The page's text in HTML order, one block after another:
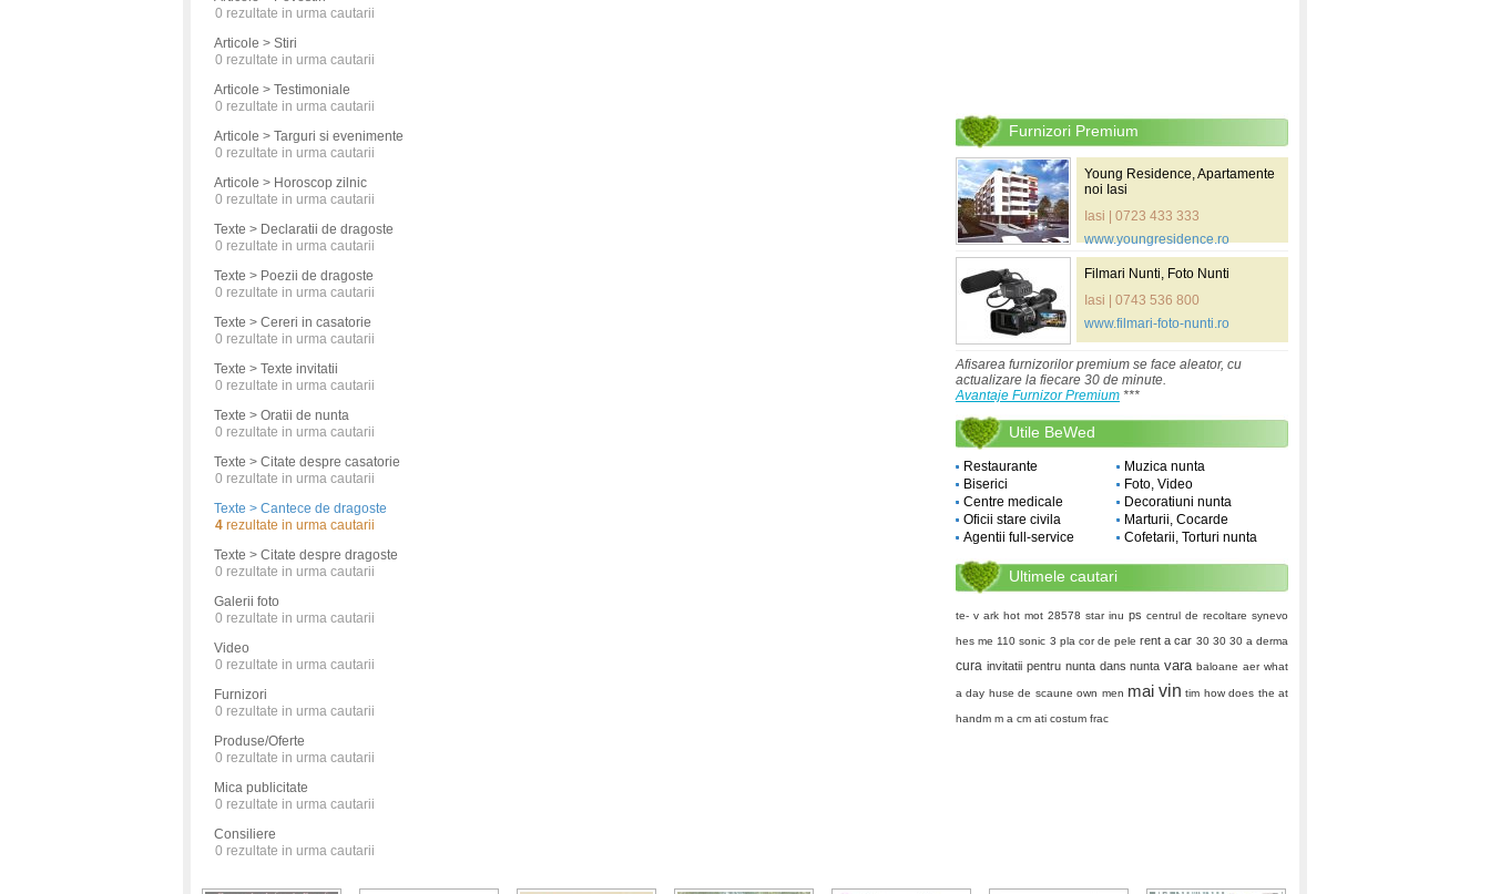
0 rezultate in urma cautarii
Articole > Stiri
0 rezultate in urma cautarii
Articole > Testimoniale
0 rezultate in urma cautarii
Articole > Targuri si evenimente
0 rezultate in urma cautarii
Articole > Horoscop zilnic
0 rezultate in urma cautarii
Texte > Declaratii de dragoste
0 rezultate in urma cautarii
Texte > Poezii de dragoste
0 rezultate in urma cautarii
Texte > Cereri in casatorie
0 rezultate in urma cautarii
Texte > Texte invitatii
0 rezultate in urma cautarii
Texte > Oratii de nunta
0 rezultate in urma cautarii
Texte > Citate despre casatorie
0 rezultate in urma cautarii
Texte > Cantece de dragoste
4 rezultate in urma cautarii
Texte > Citate despre dragoste
0 rezultate in urma cautarii
Galerii foto
0 rezultate in urma cautarii
Video
0 rezultate in urma cautarii
Furnizori
0 rezultate in urma cautarii
Produse/Oferte
0 rezultate in urma cautarii
Mica publicitate
0 rezultate in urma cautarii
Consiliere
0 rezultate in urma cautarii
Furnizori Premium
Young Residence, Apartamente
noi Iasi
Iasi | 0723 433 333
www.youngresidence.ro
Filmari Nunti, Foto Nunti
Iasi | 0743 536 800
www.filmari-foto-nunti.ro
Afisarea furnizorilor premium se face aleator, cu
actualizare la fiecare 30 de minute.
Avantaje Furnizor Premium ***
Utile BeWed
Restaurante
Biserici
Centre medicale
Oficii stare civila
Agentii full-service
Muzica nunta
Foto, Video
Decoratiuni nunta
Marturii, Cocarde
Cofetarii, Torturi nunta
Ultimele cautari
te- v ark hot mot 28578 star inu ps centrul de recoltare synevo
hes me 110 sonic 3 pla cor de pele rent a car 30 30 30 a derma
cura invitatii pentru nunta dans nunta vara baloane aer what
a day huse de scaune own men mai vin tim how does the at
handm m a cm ati costum frac